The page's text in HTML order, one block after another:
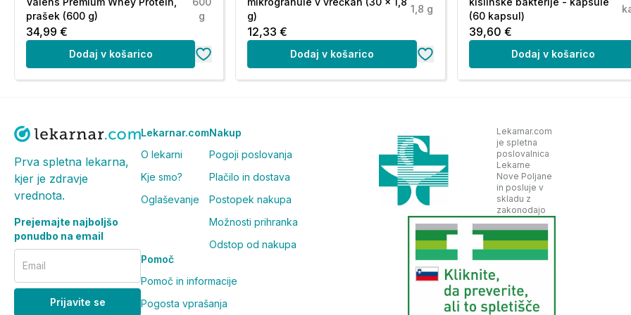
Neto vsebina:
Neto = 180 g(90 gumijastih bonbonov)
Opozorila:
mlajše od 3 let. V primeru nosečnosti, dojenja, jemanja zdravil ali zdravstvenih težav se posvetujte z
Shranjevanje:
Shranjujte na hladnem (pod 25 °C) in suhem (pod 60 % relativna vlaga), zaščiteno pred sončno svetlobo.
Shranjevati nedosegljivo otrokom!
Pogosta vprašanja in odgovori (FAQ):
Koliko cinka vsebuje en gumijasti bonbon?
prašek (600 g)
g
34,99 €
Dodaj v košarico
g)
1,8 g
12,33 €
Dodaj v košarico
(60 kapsul)
39,60 €
Dodaj v košarico
Prva spletna lekarna,
kjer je zdravje
vrednota.
Prejemajte najboljšo
ponudbo na email
Email
Prijavite se
Lekarnar.com
O lekarni
Kje smo?
Oglaševanje
Nakup
Pogoji poslovanja
Plačilo in dostava
Postopek nakupa
Možnosti prihranka
Odstop od nakupa
Pomoč
Pomoč in informacije
Pogosta vprašanja
Lekarnar.com
je spletna
poslovalnica
Lekarne
Nove Poljane
in posluje v
skladu z
zakonodajo